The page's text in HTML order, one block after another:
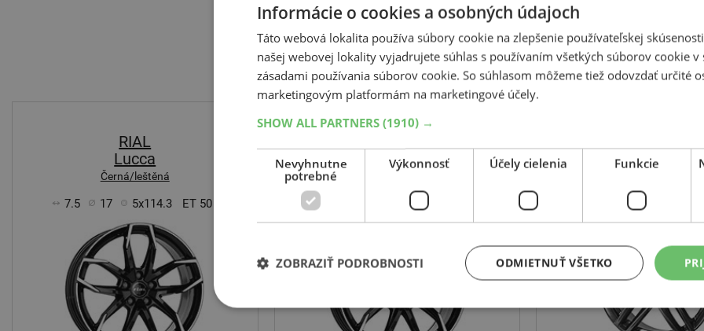
Súvisiace produkty
RIAL
Lucca
Černá/leštěná
7.5 17 5x114.3 ET 50
Lucca
5x114.3
RC29
17
Informácie o cookies a osobných údajoch
Táto webová lokalita používa súbory cookie na zlepšenie používateľskej
našej webovej lokality vyjadrujete súhlas s používaním všetkých súborov cookie v
zásadami používania súborov cookie. So súhlasom môžeme tiež odovzdať určité
marketingovým platformám na marketingové účely.
SHOW ALL PARTNERS (1910) →
Nevyhnutne
potrebné
Výkonnosť Účely cielenia Funkcie
ODMIETNUŤ VŠETKO
ZOBRAZIŤ PODROBNOSTI